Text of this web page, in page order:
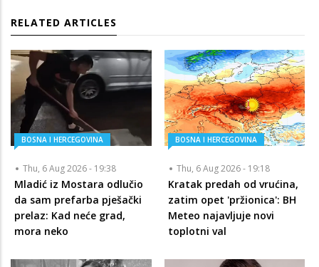
RELATED ARTICLES
BOSNA I HERCEGOVINA
Thu, 6 Aug 2026 - 19:38
Mladić iz Mostara odlučio
da sam prefarba pješački
prelaz: Kad neće grad,
mora neko
BOSNA I HERCEGOVINA
Thu, 6 Aug 2026 - 19:18
Kratak predah od vrućina,
zatim opet 'pržionica': BH
Meteo najavljuje novi
toplotni val